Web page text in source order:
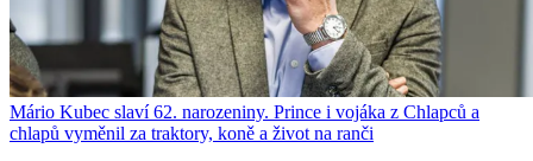
Mário Kubec slaví 62. narozeniny. Prince i vojáka z Chlapců a
chlapů vyměnil za traktory, koně a život na ranči